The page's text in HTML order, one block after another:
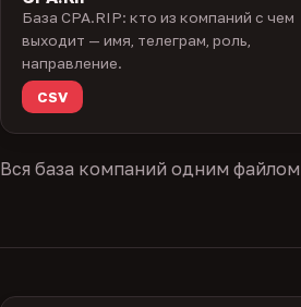
База CPA.RIP: кто из компаний с чем
выходит — имя, телеграм, роль,
направление.
CSV
Вся база компаний одним